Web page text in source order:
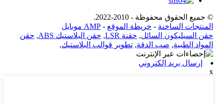
© جميع الحقوق محفوظة - 2010-2022.
المنتجات الساخنة - خريطة الموقع - AMP موبايل
حقن السيليكون السائل, حقنة LSR , حقن البلاستيك ABS , حقن
المواد الطبية, صب الدقة, تطوير قوالب البلاستيك,
إرسال بريد إلكتروني
x